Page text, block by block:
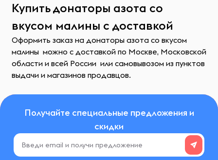
Купить донаторы азота со
вкусом малины с доставкой
Оформить заказ на донаторы азота со вкусом
малины можно с доставкой по Москве, Московской
области и всей России или самовывозом из пунктов
выдачи и магазинов продавцов.
Получайте специальные предложения и
скидки